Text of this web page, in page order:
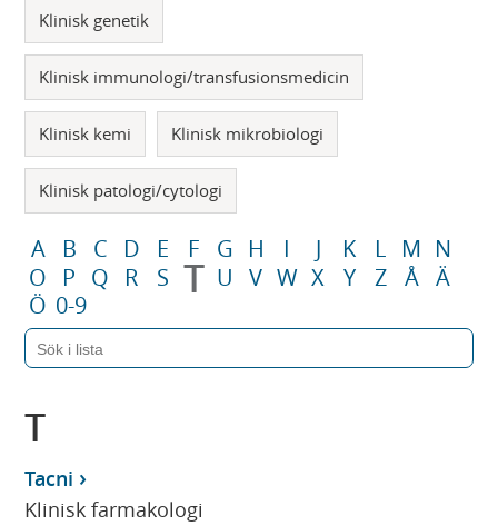
Klinisk genetik
Klinisk immunologi/transfusionsmedicin
Klinisk kemi Klinisk mikrobiologi
Klinisk patologi/cytologi
A B C D E F G H I J K L M N
O
P Q R S T U V W X Y Z Å Ä
Ö 0-9
T
Tacni
Klinisk farmakologi